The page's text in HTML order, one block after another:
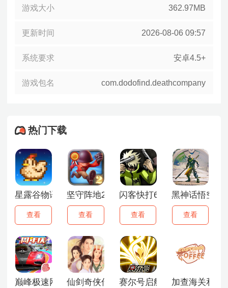
游戏大小 362.97MB
更新时间 2026-08-06 09:57
系统要求 安卓4.5+
游戏包名 com.dodofind.deathcompany
热门下载
星露谷物语1.6.15手机版
查看
坚守阵地2安卓版
查看
闪客快打6手机版
查看
黑神话悟空手
查看
巅峰极速网易版仙剑奇侠传1 赛尔号启航手游加查海关和咖